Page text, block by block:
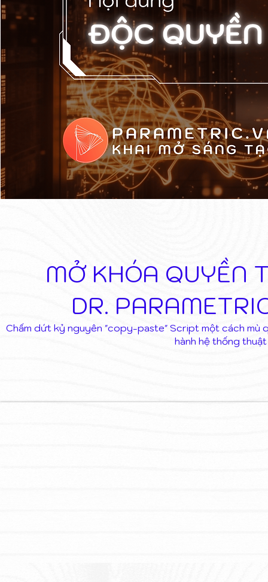
MỞ KHÓA QUYỀN
DR.
Chấm dứt kỷ nguyên "copy-paste" Script một cách mù
hành hệ thống